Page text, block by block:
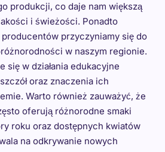
produkcji, co daje nam większą
i świeżości. Ponadto
przyczyniamy się do
w naszym regionie.
się w działania edukacyjne
oraz znaczenia ich
Warto również zauważyć, że
oferują różnorodne smaki
roku oraz dostępnych kwiatów
na odkrywanie nowych